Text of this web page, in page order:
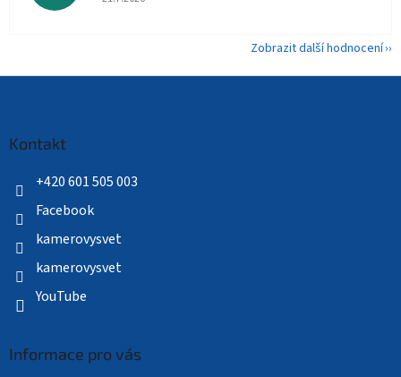
Zobrazit další hodnocení
Kontakt
+420 601 505 003
Facebook
kamerovysvet
kamerovysvet
YouTube
Informace pro vás